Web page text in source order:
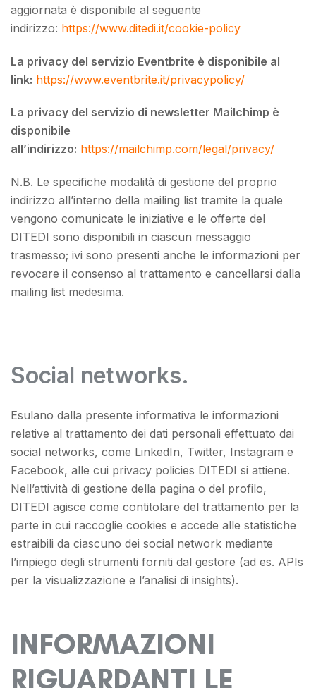
aggiornata è disponibile al seguente
indirizzo: https://www.ditedi.it/cookie-policy
La privacy del servizio Eventbrite è disponibile al
link: https://www.eventbrite.it/privacypolicy/
La privacy del servizio di newsletter Mailchimp è
disponibile
all’indirizzo: https://mailchimp.com/legal/privacy/
N.B. Le specifiche modalità di gestione del proprio
indirizzo all’interno della mailing list tramite la quale
vengono comunicate le iniziative e le offerte del
DITEDI sono disponibili in ciascun messaggio
trasmesso; ivi sono presenti anche le informazioni per
revocare il consenso al trattamento e cancellarsi dalla
mailing list medesima.
Social networks.
Esulano dalla presente informativa le informazioni
relative al trattamento dei dati personali effettuato dai
social networks, come LinkedIn, Twitter, Instagram e
Facebook, alle cui privacy policies DITEDI si attiene.
Nell’attività di gestione della pagina o del profilo,
DITEDI agisce come contitolare del trattamento per la
parte in cui raccoglie cookies e accede alle statistiche
estraibili da ciascuno dei social network mediante
l’impiego degli strumenti forniti dal gestore (ad es. APIs
per la visualizzazione e l’analisi di insights).
INFORMAZIONI
RIGUARDANTI LE